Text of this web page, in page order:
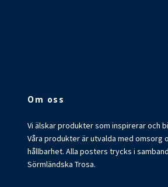
Om oss
Vi älskar produkter som inspirerar och
Våra produkter är utvalda med omsorg
hållbarhet. Alla posters trycks i
Sörmländska Trosa.